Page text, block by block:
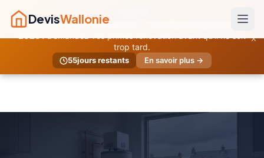
DevisWallonie
Primes temporaires Wallonie — Deadline 30 septembre
trop tard.
55jours restants En savoir plus →
×